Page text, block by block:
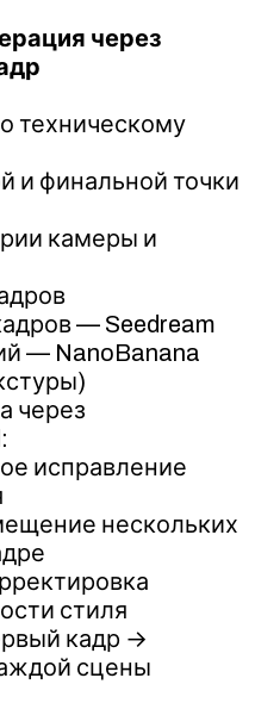
через
техническому
и финальной точки
камеры и
— Seedream
— NanoBanana
через
исправление
нескольких
стиля
кадр →
сцены